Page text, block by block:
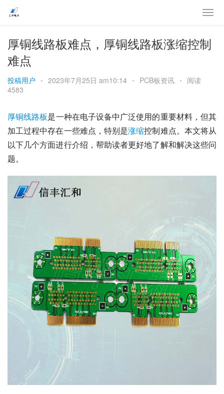
厚铜线路板难点，厚铜线路板涨缩控制
难点
投稿用户 • 2023年7月25日 am10:14 • PCB板资讯 • 阅读
4583
厚铜线路板是一种在电子设备中广泛使用的重要材料，但其
加工过程中存在一些难点，特别是涨缩控制难点。本文将从
以下几个方面进行介绍，帮助读者更好地了解和解决这些问
题。